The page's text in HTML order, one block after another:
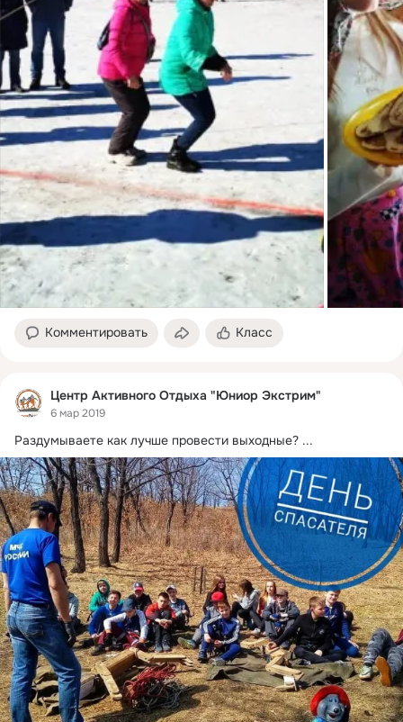
Комментировать Класс
Центр Активного Отдыха "Юниор Экстрим"
6 мар 2019
Раздумываете как лучше провести выходные? ...